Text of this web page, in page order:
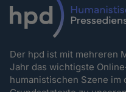
Der hpd ist mit mehreren
Jahr das wichtigste
humanistischen Szene im